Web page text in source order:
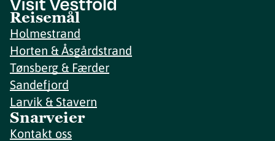
Reisemål
Holmestrand
Horten & Åsgårdstrand
Tønsberg & Færder
Sandefjord
Larvik & Stavern
Snarveier
Kontakt oss